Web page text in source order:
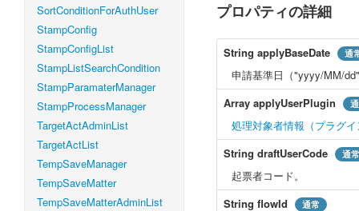
SortConditionForAuthUser
StampConfig
StampConfigList
StampListSearchCondition
StampParamaterManager
StampProcessManager
TargetActAdminList
TargetActList
TempSaveManager
TempSaveMatter
TempSaveMatterAdminList
プロパティの詳細
String applyBaseDate 通
申請基準日（"yyyy/MM/
Array applyUserPlugin
処理対象者情報（プラグ
String draftUserCode 通常
起票者コード。
String flowId 通常